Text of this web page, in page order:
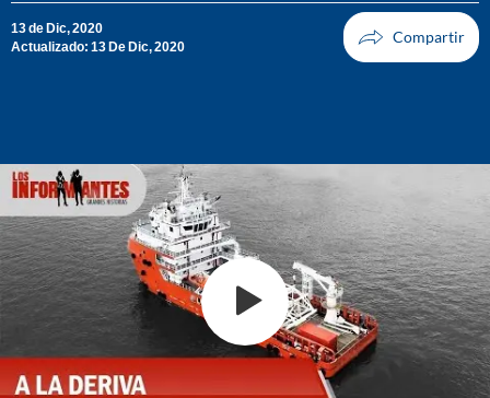
13 de Dic, 2020
Actualizado: 13 De Dic, 2020